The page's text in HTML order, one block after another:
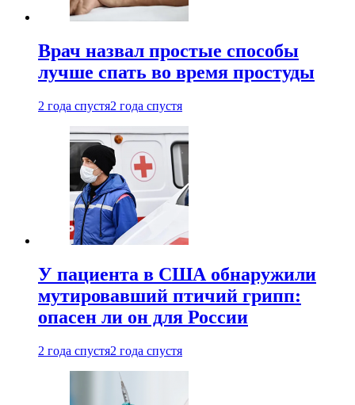
Врач назвал простые способы
лучше спать во время простуды
2 года спустя2 года спустя
У пациента в США обнаружили
мутировавший птичий грипп:
опасен ли он для России
2 года спустя2 года спустя